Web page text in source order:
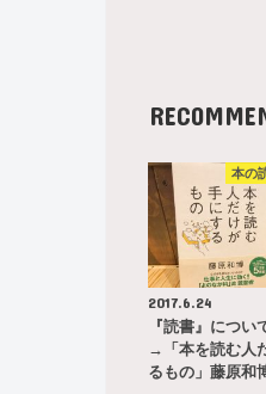
本の
2017.6.24
『読書』につい
→「本を読む人
るもの」藤原和